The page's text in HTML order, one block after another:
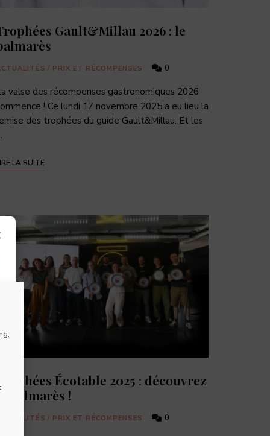
Gault&Millau 2026 : le
/ PRIX ET RÉCOMPENSES 0
valse des récompenses gastronomiques 2026
! Ce lundi 17 novembre 2025 a eu lieu la
des trophées du guide Gault&Millau. Et les
LA SUITE
Trophées Écotable 2025 : découvrez
palmarès !
ACTUALITÉS / PRIX ET RÉCOMPENSES 0